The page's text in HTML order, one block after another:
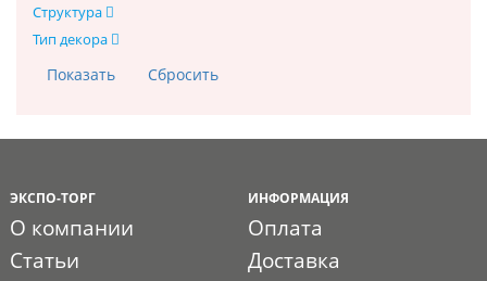
Структура
Тип декора
ЭКСПО-ТОРГ
О компании
Статьи
ИНФОРМАЦИЯ
Оплата
Доставка